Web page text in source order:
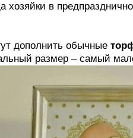
хозяйки в
дополнить обычные
размер – самый